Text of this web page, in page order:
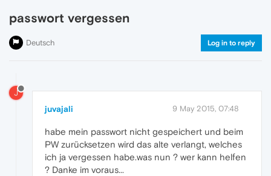
passwort vergessen
Deutsch Log in to reply
J
juvajali 9 May 2015, 07:48
habe mein passwort nicht gespeichert und beim
PW zurücksetzen wird das alte verlangt, welches
ich ja vergessen habe.was nun ? wer kann helfen
? Danke im voraus...